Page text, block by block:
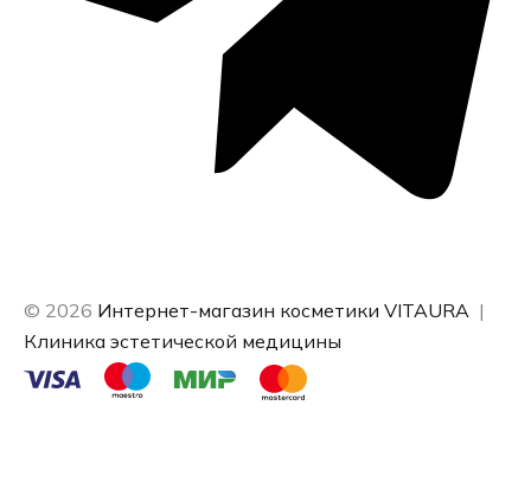
© 2026 Интернет-магазин косметики VITAURA |
Клиника эстетической медицины